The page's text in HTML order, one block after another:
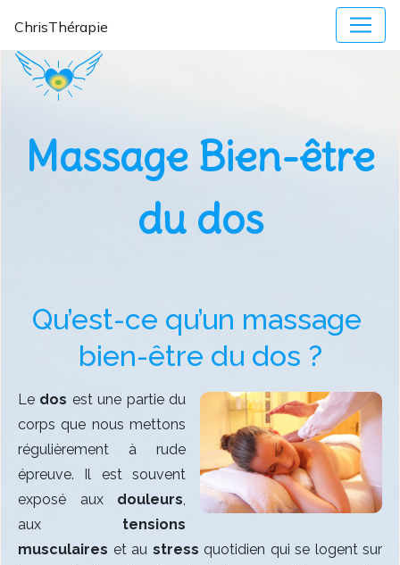
ChrisThérapie
Massage Bien-être
du dos
Qu’est-ce qu’un massage
bien-être du dos ?
Le dos est une partie du
corps que nous mettons
régulièrement à rude
épreuve. Il est souvent
exposé aux douleurs,
aux tensions
musculaires et au stress quotidien qui se logent sur